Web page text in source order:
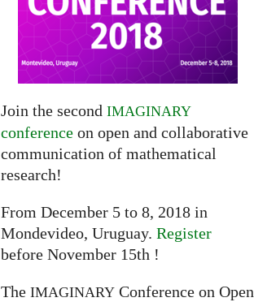
Join the second IMAGINARY
conferenceon open and collaborative
communication of mathematical
research!
From December 5 to 8, 2018 in
Mondevideo, Uruguay. Register
before November 15th !
The IMAGINARYConference on Open